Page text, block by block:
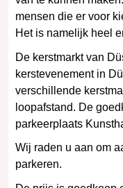
mensen die er voor
Het is namelijk heel
De kerstmarkt van
kerstevenement in
verschillende
loopafstand. De
parkeerplaats
Wij raden u aan om
parkeren.